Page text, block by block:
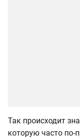
Так происходит
которую часто по-